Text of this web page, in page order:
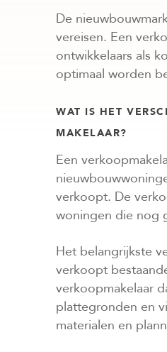
De
vereisen. Een
ontwikkelaars als
optimaal worden
WAT IS HET
MAKELAAR?
Een
verkoopt. De
woningen die nog
Het belangrijkste
verkoopt
verkoopmakelaar
plattegronden en
materialen en